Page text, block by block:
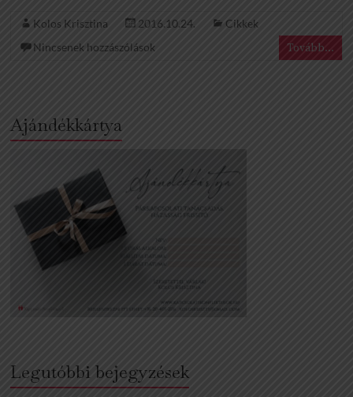
Kolos Krisztina 2016.10.24.
Cikkek
Nincsenek hozzászólások
Tovább...
Ajándékkártya
Legutóbbi bejegyzések